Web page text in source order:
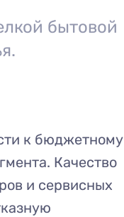
бытовой
к бюджетному
Качество
и сервисных